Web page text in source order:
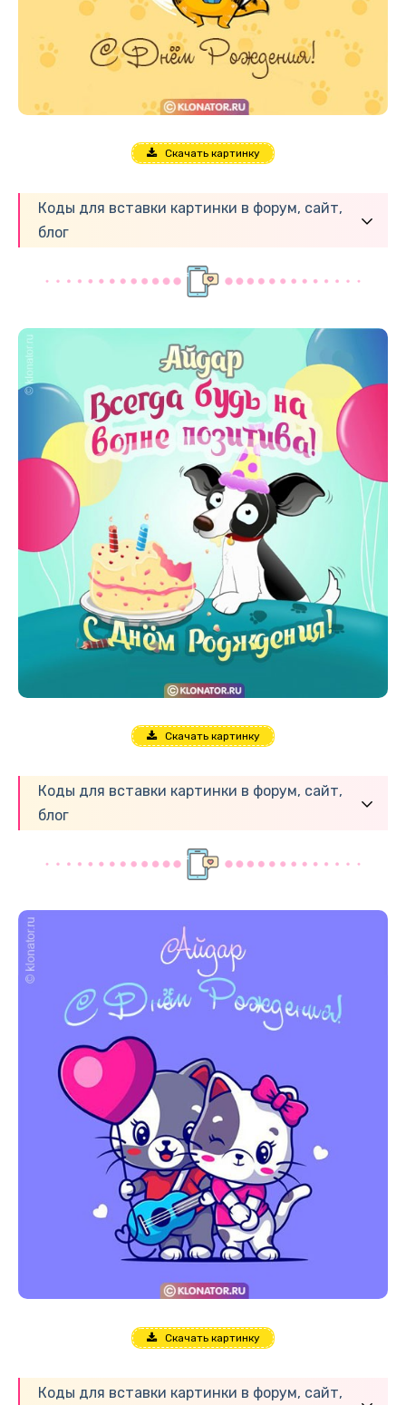
Скачать картинку
Коды для вставки картинки в форум, сайт,
блог
Скачать картинку
Коды для вставки картинки в форум, сайт,
блог
Скачать картинку
Коды для вставки картинки в форум, сайт,